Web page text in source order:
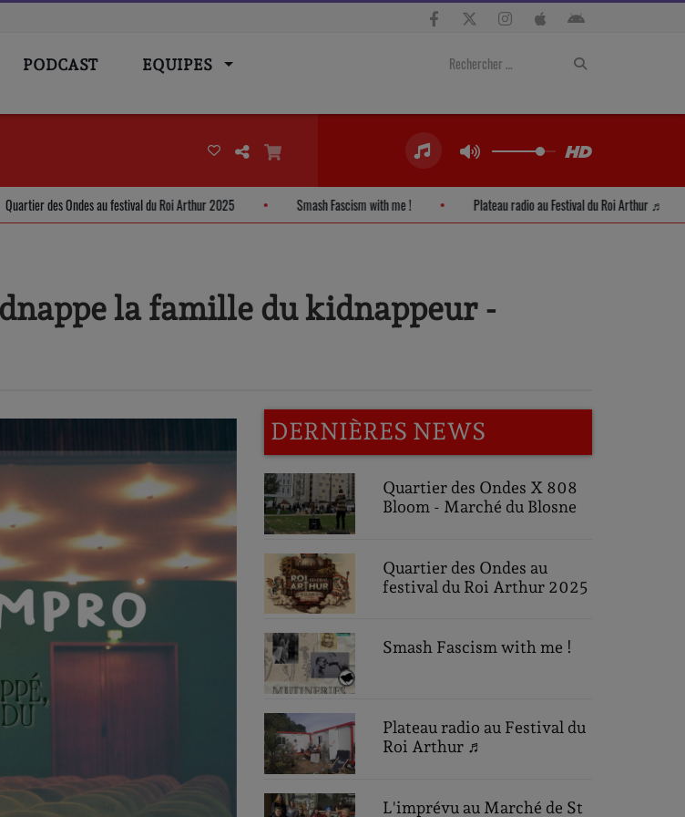
PODCAST EQUIPES
Quartier des Ondes au festival du Roi Arthur 2025 Smash Fascism with me ! Plateau radio au Festival du Roi
la famille du kidnappeur -
DERNIÈRES NEWS
Quartier des Ondes X 808
Bloom - Marché du Blosne
Quartier des Ondes au
festival du Roi Arthur 2025
Smash Fascism with me !
Plateau radio au Festival du
Roi Arthur ♬
L'imprévu au Marché de St